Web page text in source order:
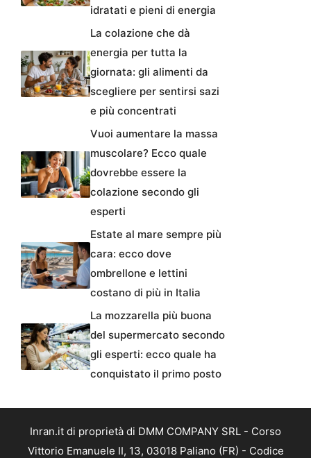
idratati e pieni di energia
La colazione che dà
energia per tutta la
giornata: gli alimenti da
scegliere per sentirsi sazi
e più concentrati
Vuoi aumentare la massa
muscolare? Ecco quale
dovrebbe essere la
colazione secondo gli
esperti
Estate al mare sempre più
cara: ecco dove
ombrellone e lettini
costano di più in Italia
La mozzarella più buona
del supermercato secondo
gli esperti: ecco quale ha
conquistato il primo posto
Inran.it di proprietà di DMM COMPANY SRL - Corso
Vittorio Emanuele II, 13, 03018 Paliano (FR) - Codice